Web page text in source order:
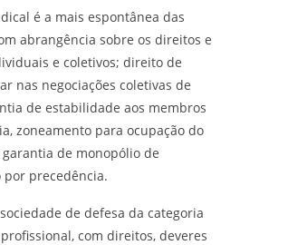
é a mais espontânea das
abrangência sobre os direitos e
e coletivos; direito de
nas negociações coletivas de
de estabilidade aos membros
zoneamento para ocupação do
de monopólio de
por precedência.
de defesa da categoria
com direitos, deveres